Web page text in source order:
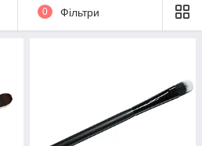
0 Фільтри